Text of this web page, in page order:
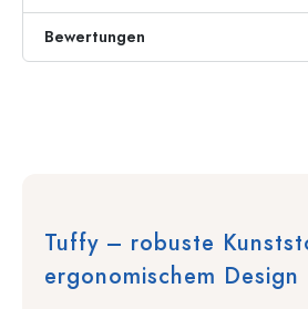
Bewertungen
Tuffy – robuste
ergonomischem Design